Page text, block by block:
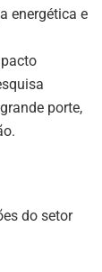
energética e
porte,
do setor